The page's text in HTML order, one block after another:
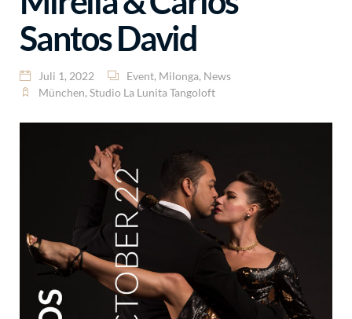
Santos David
Juli 1, 2022 Event, Milonga, News
München, Studio La Lunita Tangoloft